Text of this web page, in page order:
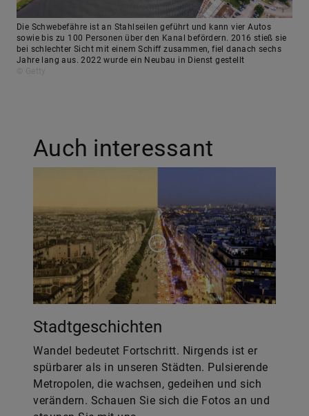
Die Schwebefähre ist an Stahlseilen geführt und kann vier Autos
sowie bis zu 100 Personen über den Kanal befördern. 2016 stieß sie
bei schlechter Sicht mit einem Schiff zusammen, fiel danach sechs
Jahre lang aus. 2022 wurde ein Neubau in Dienst gestellt
Auch interessant
Stadtgeschichten
Wandel bedeutet Fortschritt. Nirgends ist er
spürbarer als in unseren Städten. Pulsierende
Metropolen, die wachsen, gedeihen und sich
verändern. Schauen Sie sich die Fotos an und